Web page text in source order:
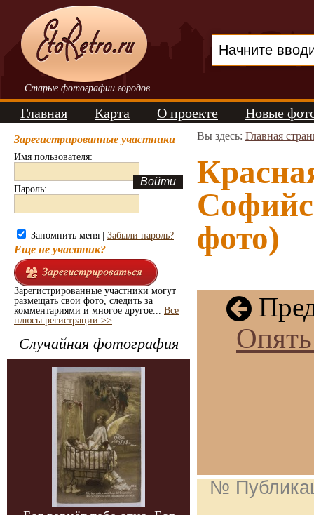
Старые фотографии городов
Главная Карта О проекте Новые
Зарегистрированные участники
Имя пользователя:
Пароль:
Запомнить меня | Забыли пароль?
Еще не участник?
Зарегистрированные участники могут
размещать свои фото, следить за
комментариями и многое другое... Все
плюсы регистрации >>
Случайная фотография
Вы здесь: Главная
фото)
№